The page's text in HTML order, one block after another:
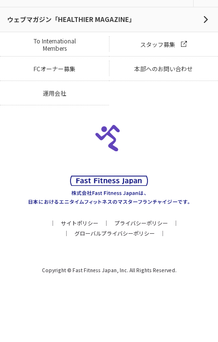
ウェブマガジン「HEALTHIER MAGAZINE」
To International
Members
スタッフ募集
FCオーナー募集 本部へのお問い合わせ
運用会社
サイトポリシー
プライバシーポリシー
グローバルプライバシーポリシー
Copyright © Fast Fitness Japan, Inc. All Rights Reserved.